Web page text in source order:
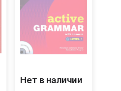
Нет в наличии